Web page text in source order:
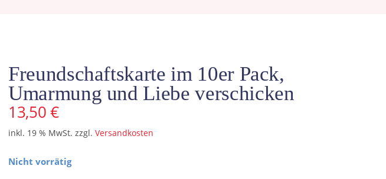
Freundschaftskarte im 10er Pack,
Umarmung und Liebe verschicken
13,50€
inkl. 19 % MwSt. zzgl. Versandkosten
Nicht vorrätig